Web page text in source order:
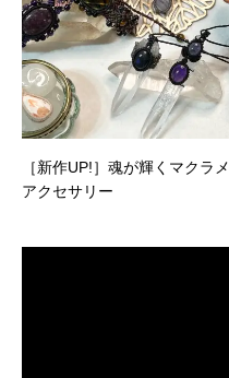
［新作UP!］魂が輝くマクラメ
アクセサリー